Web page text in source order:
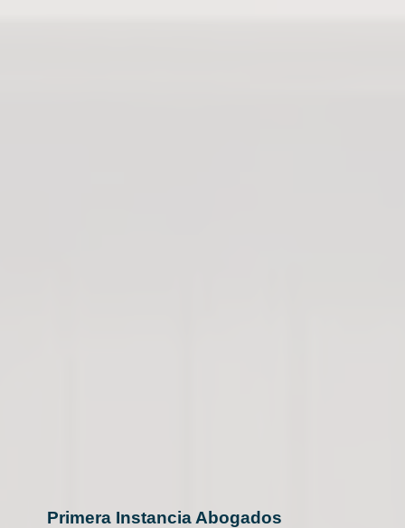
Primera Instancia Abogados